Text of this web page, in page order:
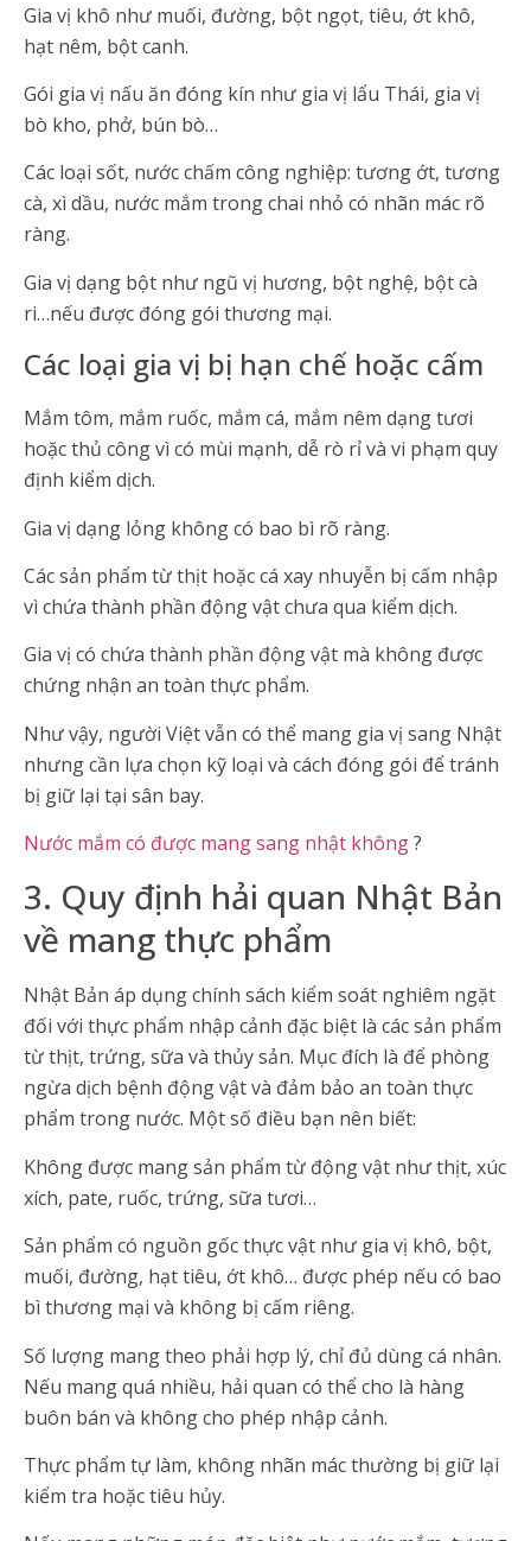
Gia vị khô như muối, đường, bột ngọt, tiêu, ớt khô,
hạt nêm, bột canh.
Gói gia vị nấu ăn đóng kín như gia vị lẩu Thái, gia vị
bò kho, phở, bún bò…
Các loại sốt, nước chấm công nghiệp: tương ớt, tương
cà, xì dầu, nước mắm trong chai nhỏ có nhãn mác rõ
ràng.
Gia vị dạng bột như ngũ vị hương, bột nghệ, bột cà
ri…nếu được đóng gói thương mại.
Các loại gia vị bị hạn chế hoặc cấm
Mắm tôm, mắm ruốc, mắm cá, mắm nêm dạng tươi
hoặc thủ công vì có mùi mạnh, dễ rò rỉ và vi phạm quy
định kiểm dịch.
Gia vị dạng lỏng không có bao bì rõ ràng.
Các sản phẩm từ thịt hoặc cá xay nhuyễn bị cấm nhập
vì chứa thành phần động vật chưa qua kiểm dịch.
Gia vị có chứa thành phần động vật mà không được
chứng nhận an toàn thực phẩm.
Như vậy, người Việt vẫn có thể mang gia vị sang Nhật
nhưng cần lựa chọn kỹ loại và cách đóng gói để tránh
bị giữ lại tại sân bay.
Nước mắm có được mang sang nhật không?
3. Quy định hải quan Nhật Bản
về mang thực phẩm
Nhật Bản áp dụng chính sách kiểm soát nghiêm ngặt
đối với thực phẩm nhập cảnh đặc biệt là các sản phẩm
từ thịt, trứng, sữa và thủy sản. Mục đích là để phòng
ngừa dịch bệnh động vật và đảm bảo an toàn thực
phẩm trong nước. Một số điều bạn nên biết:
Không được mang sản phẩm từ động vật như thịt, xúc
xích, pate, ruốc, trứng, sữa tươi…
Sản phẩm có nguồn gốc thực vật như gia vị khô, bột,
muối, đường, hạt tiêu, ớt khô… được phép nếu có bao
bì thương mại và không bị cấm riêng.
Số lượng mang theo phải hợp lý, chỉ đủ dùng cá nhân.
Nếu mang quá nhiều, hải quan có thể cho là hàng
buôn bán và không cho phép nhập cảnh.
Thực phẩm tự làm, không nhãn mác thường bị giữ lại
kiểm tra hoặc tiêu hủy.